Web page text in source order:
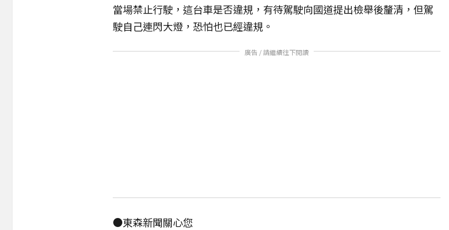
當場禁止行駛，這台車是否違規，有待駕駛向國道提出檢舉後釐清，但駕
駛自己連閃大燈，恐怕也已經違規。
廣告 / 請繼續往下閱讀
●東森新聞關心您